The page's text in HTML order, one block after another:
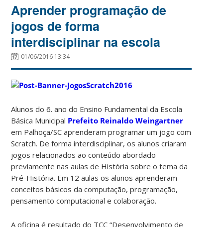
Aprender programação de
jogos de forma
interdisciplinar na escola
01/06/2016 13:34
Alunos do 6. ano do Ensino Fundamental da Escola
Básica Municipal Prefeito Reinaldo Weingartner
em Palhoça/SC aprenderam programar um jogo com
Scratch. De forma interdisciplinar, os alunos criaram
jogos relacionados ao conteúdo abordado
previamente nas aulas de História sobre o tema da
Pré-História. Em 12 aulas os alunos aprenderam
conceitos básicos da computação, programação,
pensamento computacional e colaboração.
A oficina é resultado do TCC “Desenvolvimento de